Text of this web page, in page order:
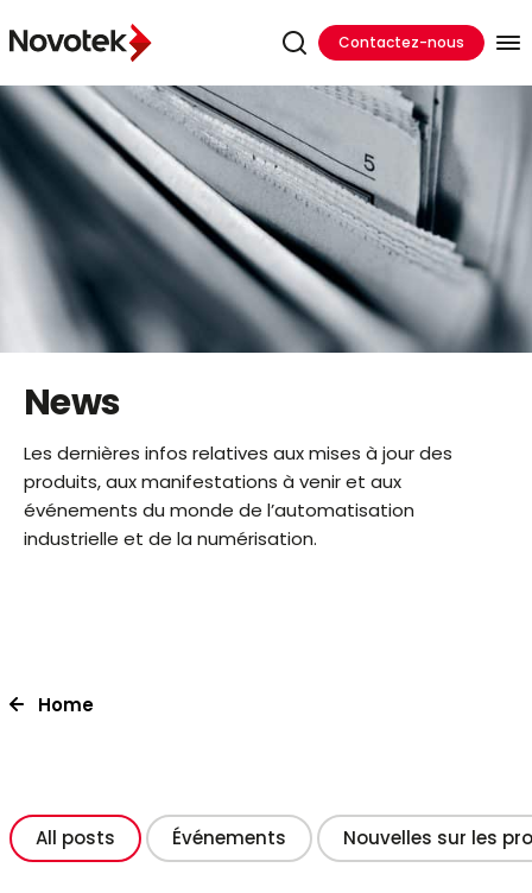
Contactez-nous
News
Les dernières infos relatives aux mises à jour des
produits, aux manifestations à venir et aux
événements du monde de l’automatisation
industrielle et de la numérisation.
Home
All posts Événements Nouvelles sur les